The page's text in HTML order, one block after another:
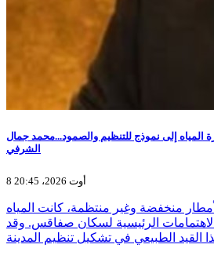
إلى نموذج للتنظيم والصمود...محمد جمال
الشرفي
8 أوت 2026، 20:45
منخفضة وغير منتظمة، كانت المياه
الرئيسية لسكان صفاقس. وقد